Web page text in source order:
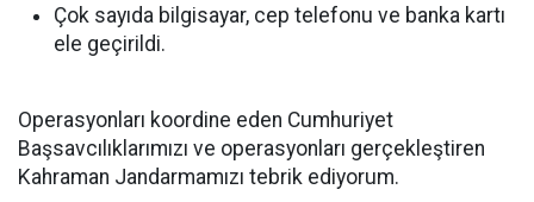
Çok sayıda bilgisayar, cep telefonu ve banka kartı
ele geçirildi.
Operasyonları koordine eden Cumhuriyet
Başsavcılıklarımızı ve operasyonları gerçekleştiren
Kahraman Jandarmamızı tebrik ediyorum.